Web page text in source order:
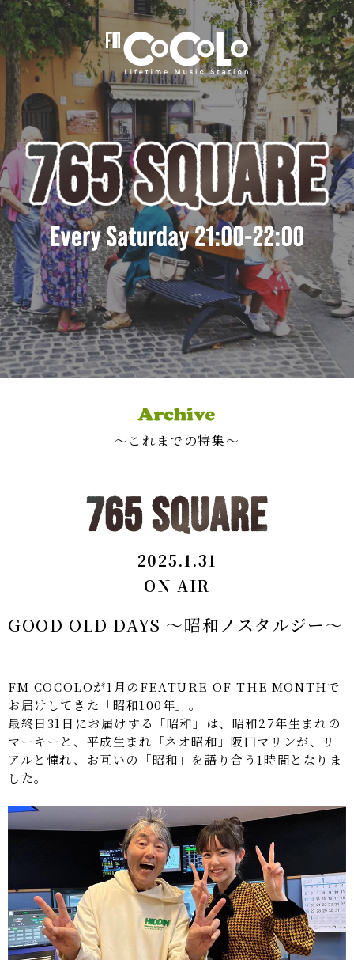
〜これまでの特集〜
2025.1.31
ON AIR
GOOD OLD DAYS ～昭和ノスタルジー～
FM COCOLOが1月のFEATURE OF THE MONTHで
お届けしてきた「昭和100年」。
最終日31日にお届けする「昭和」は、昭和27年生まれの
マーキーと、平成生まれ「ネオ昭和」阪田マリンが、リ
アルと憧れ、お互いの「昭和」を語り合う1時間となりま
した。